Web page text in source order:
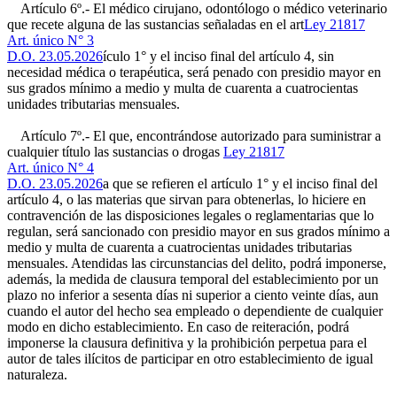
Artículo 6º.- El médico cirujano, odontólogo o médico veterinario
que recete alguna de las sustancias señaladas en el artLey 21817
Art. único N° 3
D.O. 23.05.2026ículo 1° y el inciso final del artículo 4, sin
necesidad médica o terapéutica, será penado con presidio mayor en
sus grados mínimo a medio y multa de cuarenta a cuatrocientas
unidades tributarias mensuales.
Artículo 7º.- El que, encontrándose autorizado para suministrar a
cualquier título las sustancias o drogas Ley 21817
Art. único N° 4
D.O. 23.05.2026a que se refieren el artículo 1° y el inciso final del
artículo 4, o las materias que sirvan para obtenerlas, lo hiciere en
contravención de las disposiciones legales o reglamentarias que lo
regulan, será sancionado con presidio mayor en sus grados mínimo a
medio y multa de cuarenta a cuatrocientas unidades tributarias
mensuales. Atendidas las circunstancias del delito, podrá imponerse,
además, la medida de clausura temporal del establecimiento por un
plazo no inferior a sesenta días ni superior a ciento veinte días, aun
cuando el autor del hecho sea empleado o dependiente de cualquier
modo en dicho establecimiento. En caso de reiteración, podrá
imponerse la clausura definitiva y la prohibición perpetua para el
autor de tales ilícitos de participar en otro establecimiento de igual
naturaleza.